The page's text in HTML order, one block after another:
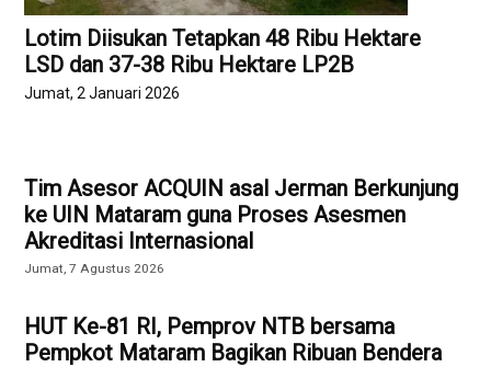
Lotim Diisukan Tetapkan 48 Ribu Hektare
LSD dan 37-38 Ribu Hektare LP2B
Jumat, 2 Januari 2026
Tim Asesor ACQUIN asal Jerman Berkunjung
ke UIN Mataram guna Proses Asesmen
Akreditasi Internasional
Jumat, 7 Agustus 2026
HUT Ke-81 RI, Pemprov NTB bersama
Pempkot Mataram Bagikan Ribuan Bendera